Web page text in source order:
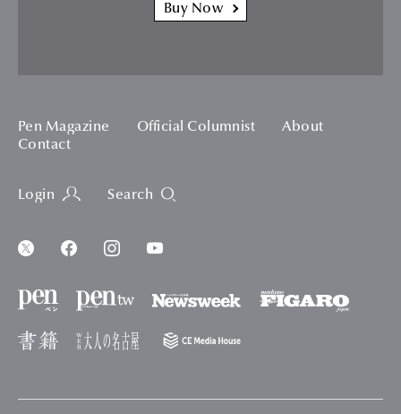
Buy Now
Pen Magazine Official Columnist
About
Contact
Login Search